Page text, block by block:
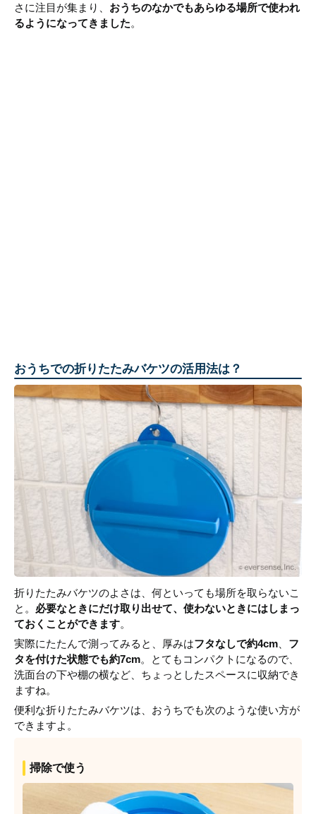
さに注目が集まり、 おうちのなかでもあらゆる場所で使われ
るようになってきました。
おうちでの折りたたみバケツの活用法は？
折りたたみバケツのよさは、何といっても場所を取らないこ
と。 必要なときにだけ取り出せて、使わないときにはしまっ
ておくことができます。
実際にたたんで測ってみると、厚みはフタなしで約4cm
フ
タを付けた状態でも約7cm。とてもコンパクトになるので、
洗面台の下や棚の横など、ちょっとしたスペースに収納でき
ますね。
便利な折りたたみバケツは、おうちでも次のような使い方が
できますよ。
掃除で使う